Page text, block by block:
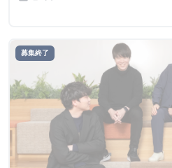
募集終了